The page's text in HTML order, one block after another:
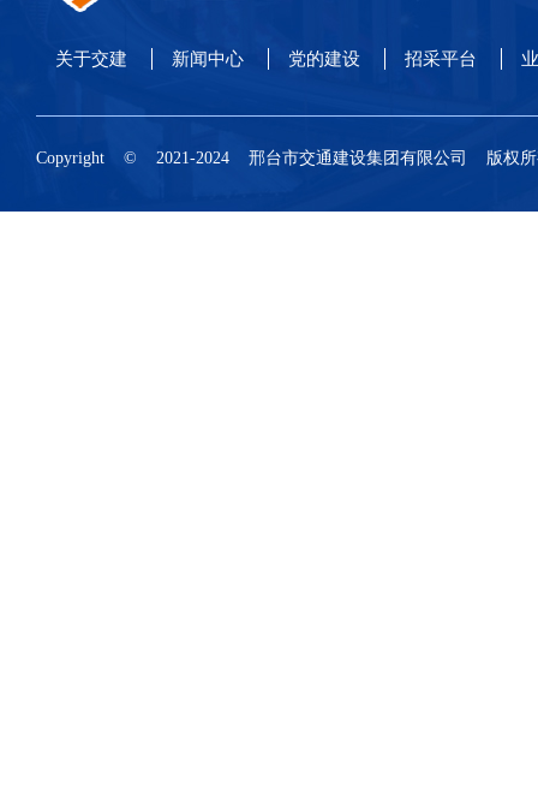
关于交建 新闻中心 党的建设 招采平台 业
Copyright © 2021-2024 邢台市交通建设集团有限公司 版权